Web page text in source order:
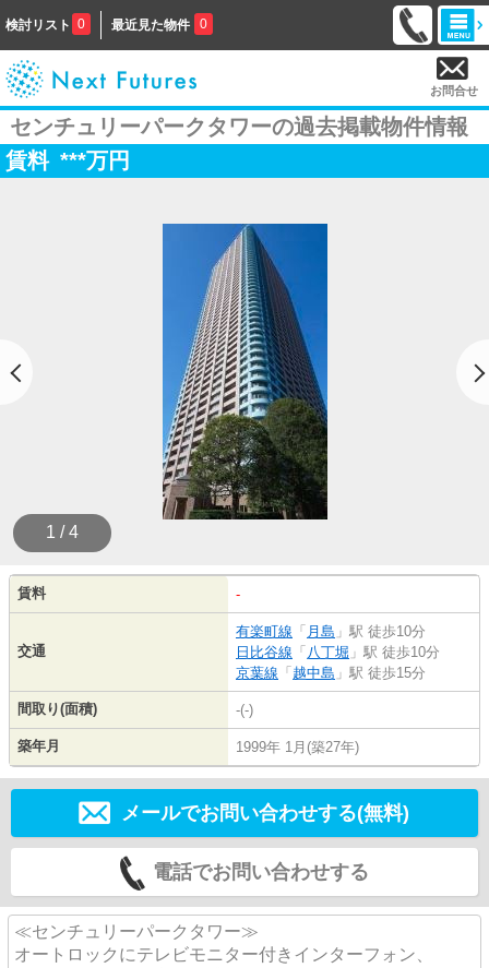
検討リスト 0 最近見た物件 0
お問合せ
センチュリーパークタワーの過去掲載物件情報
賃料 ***万円
1 / 4
賃料 -
交通
有楽町線 「 月島 」駅 徒歩10分
日比谷線 「 八丁堀 」駅 徒歩10分
京葉線 「 越中島 」駅 徒歩15分
間取り(面積) -(-)
築年月 1999年 1月(築27年)
メールでお問い合わせする(無料)
電話でお問い合わせする
≪センチュリーパークタワー≫
オートロックにテレビモニター付きインターフォン、